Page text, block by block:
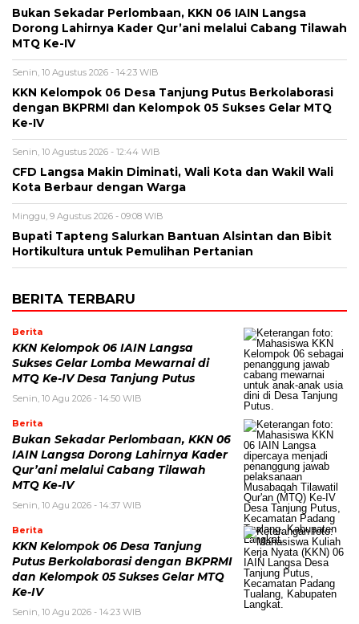
Bukan Sekadar Perlombaan, KKN 06 IAIN Langsa
Dorong Lahirnya Kader Qur’ani melalui Cabang Tilawah
MTQ Ke-IV
Senin, 10 Agustus 2026 - 14:23 WIB
KKN Kelompok 06 Desa Tanjung Putus Berkolaborasi
dengan BKPRMI dan Kelompok 05 Sukses Gelar MTQ
Ke-IV
Senin, 10 Agustus 2026 - 12:44 WIB
CFD Langsa Makin Diminati, Wali Kota dan Wakil Wali
Kota Berbaur dengan Warga
Minggu, 9 Agustus 2026 - 09:08 WIB
Bupati Tapteng Salurkan Bantuan Alsintan dan Bibit
Hortikultura untuk Pemulihan Pertanian
BERITA TERBARU
Berita
KKN Kelompok 06 IAIN Langsa
Sukses Gelar Lomba Mewarnai di
MTQ Ke-IV Desa Tanjung Putus
Senin, 10 Agu 2026 - 14:50 WIB
Berita
Bukan Sekadar Perlombaan, KKN 06
IAIN Langsa Dorong Lahirnya Kader
Qur’ani melalui Cabang Tilawah
MTQ Ke-IV
Senin, 10 Agu 2026 - 14:37 WIB
Berita
KKN Kelompok 06 Desa Tanjung
Putus Berkolaborasi dengan BKPRMI
dan Kelompok 05 Sukses Gelar MTQ
Ke-IV
Senin, 10 Agu 2026 - 14:23 WIB